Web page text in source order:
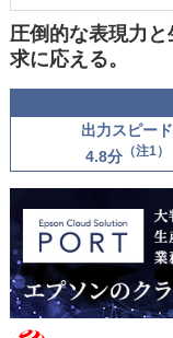
圧倒的な表現力と
求に応える。
出力スピード
4.8分（注1）